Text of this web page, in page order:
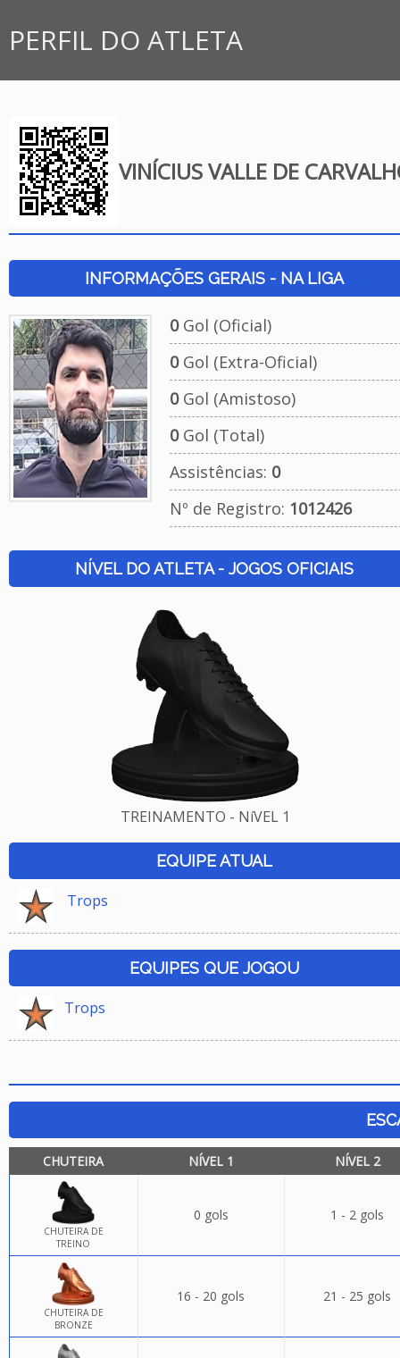
PERFIL DO ATLETA
VINÍCIUS VALLE DE
INFORMAÇÕES GERAIS - NA LIGA
0Gol (Oficial)
0Gol (Extra-Oficial)
0Gol (Amistoso)
0Gol (Total)
Assistências: 0
Nº de Registro: 1012426
NÍVEL DO ATLETA - JOGOS OFICIAIS
TREINAMENTO - NíVEL 1
EQUIPE ATUAL
Trops
EQUIPES QUE JOGOU
Trops
CHUTEIRA NÍVEL 1 NÍVEL 2
CHUTEIRA DE
TREINO
0 gols 1 - 2 gols
CHUTEIRA DE
BRONZE
16 - 20 gols 21 - 25 gols